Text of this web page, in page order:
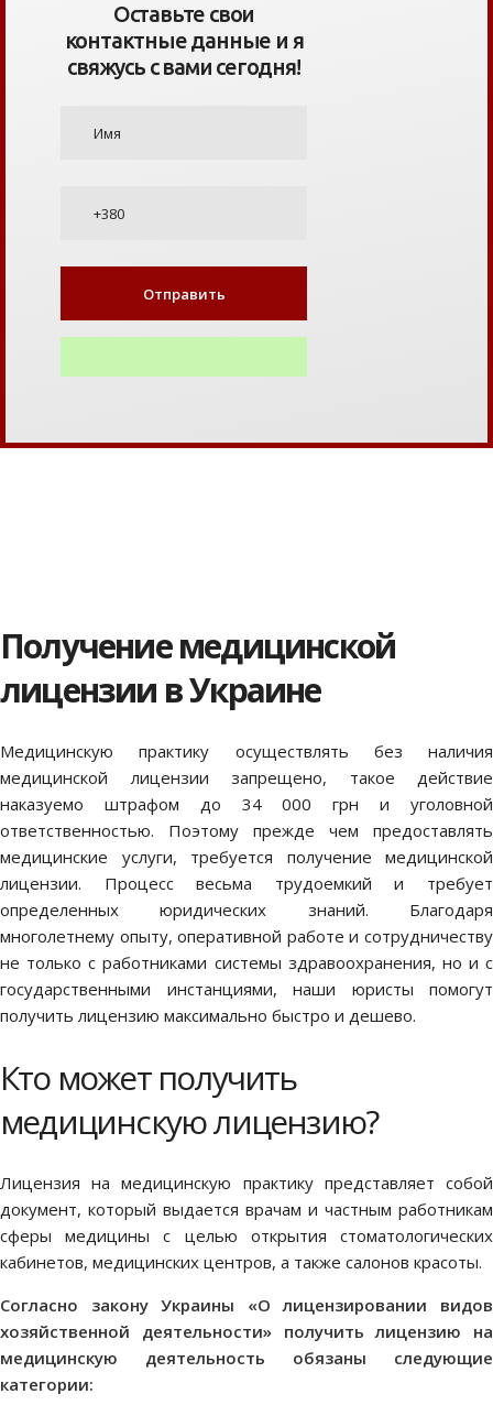
Оставьте свои
контактные данные и я
свяжусь с вами сегодня!
Получение медицинской
лицензии в Украине
Медицинскую практику осуществлять без наличия
медицинской лицензии запрещено, такое действие
наказуемо штрафом до 34 000 грн и уголовной
ответственностью. Поэтому прежде чем предоставлять
медицинские услуги, требуется получение медицинской
лицензии. Процесс весьма трудоемкий и требует
определенных юридических знаний. Благодаря
многолетнему опыту, оперативной работе и сотрудничеству
не только с работниками системы здравоохранения, но и с
государственными инстанциями, наши юристы помогут
получить лицензию максимально быстро и дешево.
Кто может получить
медицинскую лицензию?
Лицензия на медицинскую практику представляет собой
документ, который выдается врачам и частным работникам
сферы медицины с целью открытия стоматологических
кабинетов, медицинских центров, а также салонов красоты.
Согласно закону Украины «О лицензировании видов
хозяйственной деятельности» получить лицензию на
медицинскую деятельность обязаны следующие
категории: